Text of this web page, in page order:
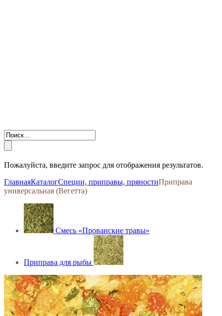
Пожалуйста, введите запрос для отображения результатов.
ГлавнаяКаталогСпеции, приправы, пряностиПриправа
универсальная (Вегетта)
Смесь «Прованские травы»
Приправа для рыбы